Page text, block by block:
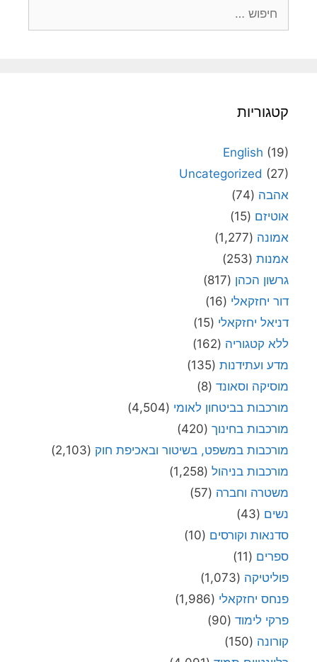
קטגוריות
English (19)
Uncategorized (27)
אהבה (74)
אוטיזם (15)
אמונה (1,277)
אמנות (253)
גרשון הכהן (817)
דור יחזקאלי (16)
דניאל יחזקאלי (15)
ללא קטגוריה (162)
מדע ועתידנות (135)
מוסיקה וסאונד (8)
מורכבות בביטחון לאומי (4,504)
מורכבות בחינוך (420)
מורכבות במשפט, בשיטור ובאכיפת חוק (2,103)
מורכבות בניהול (1,258)
משטרה וחברה (57)
נשים (43)
סדנאות וקורסים (10)
ספרים (11)
פוליטיקה (1,073)
פנחס יחזקאלי (1,986)
פרקי לימוד (90)
קורונה (150)